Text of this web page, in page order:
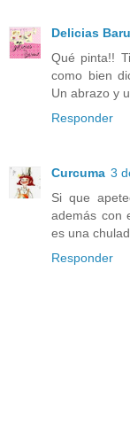
Delicias
Qué pinta!!
como bien
Un abrazo y
Responder
Curcuma 3
Si que
además con
es una
Responder